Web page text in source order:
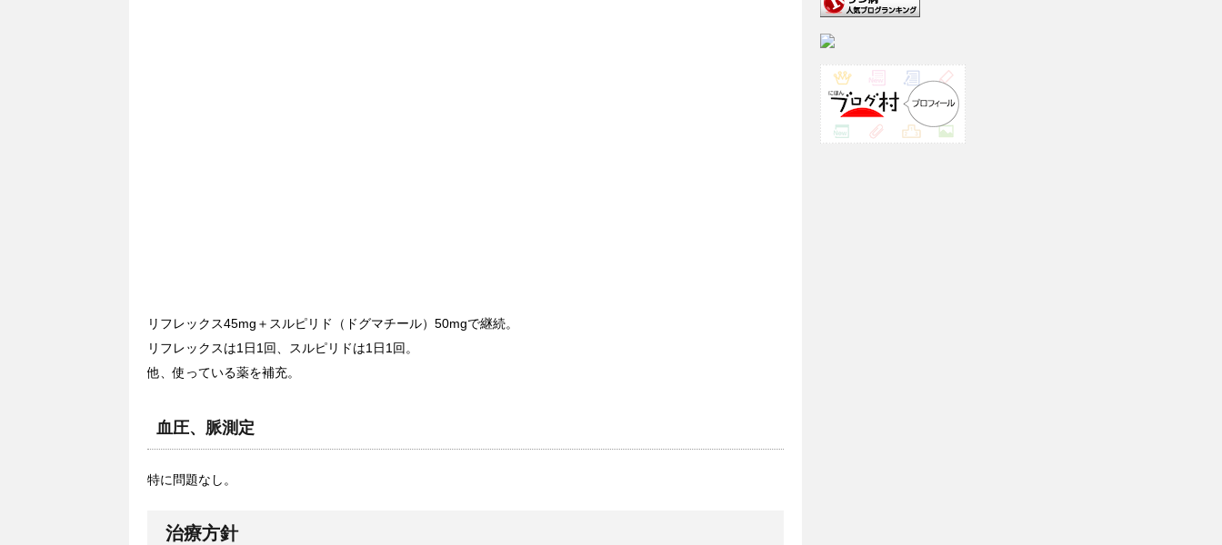
リフレックス45mg＋スルピリド（ドグマチール）50mgで継続。
リフレックスは1日1回、スルピリドは1日1回。
他、使っている薬を補充。
血圧、脈測定
特に問題なし。
治療方針